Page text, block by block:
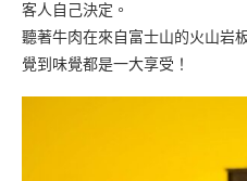
客人自己決定。
聽著牛肉在來自富士山的火山岩
覺到味覺都是一大享受！